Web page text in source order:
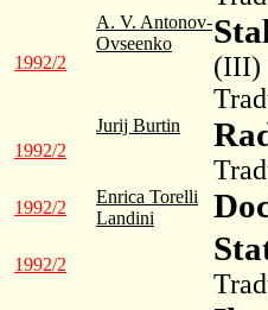
1992/2
A. V. Antonov-
Ovseenko
(III)
1992/2
Jurij Burtin
1992/2
Enrica Torelli
Landini
1992/2